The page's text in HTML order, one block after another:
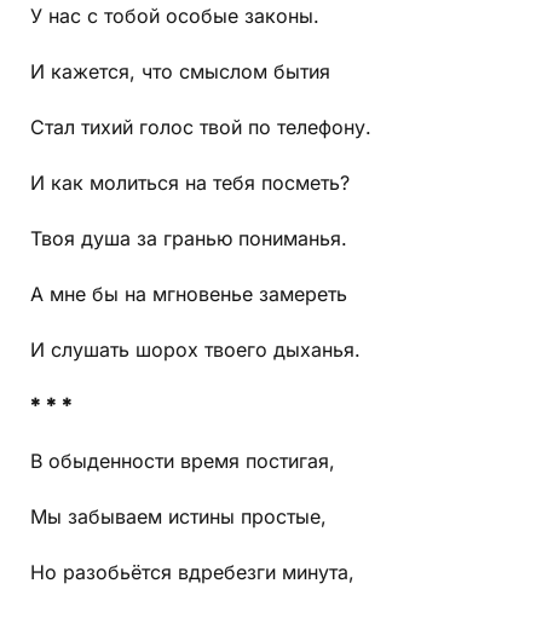
У нас с тобой особые законы.
И кажется, что смыслом бытия
Стал тихий голос твой по телефону.
И как молиться на тебя посметь?
Твоя душа за гранью пониманья.
А мне бы на мгновенье замереть
И слушать шорох твоего дыханья.
* * *
В обыденности время постигая,
Мы забываем истины простые,
Но разобьётся вдребезги минута,